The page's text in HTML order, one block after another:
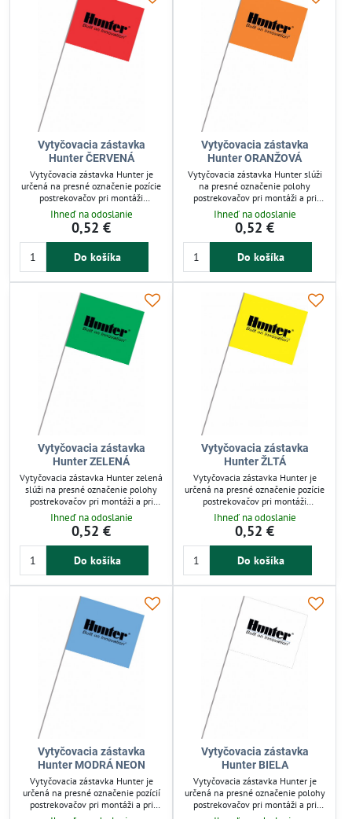
Vytyčovacia zástavka
Hunter ČERVENÁ
Vytyčovacia zástavka Hunter je
určená na presné označenie pozície
postrekovačov pri montáži
závlahových systémov a pri
vertikutácii trávnika. Vlajka 120 x
100 mm je dobre viditeľná z diaľky,
dlhý drôt 520 mm zabezpečuje
stabilitu v pôde. Robustný materiál
vhodná pre záhradkárov aj
profesionálov.
Ihneď na odoslanie
0,52 €
Do košíka
Vytyčovacia zástavka
Hunter ORANŽOVÁ
Vytyčovacia zástavka Hunter slúži
na presné označenie polohy
postrekovačov pri montáži a pri
úpravách trávnika. Má viditeľnú
oranžovú vlajku (120 x 100 mm) a
dlhý drôt (520 mm) pre stabilné
zapichnutie do zeme. Odolný
materiál zabezpečuje dlhodobé
profesionálov.
Ihneď na odoslanie
0,52 €
Do košíka
Vytyčovacia zástavka
Hunter ZELENÁ
Vytyčovacia zástavka Hunter zelená
slúži na presné označenie polohy
postrekovačov pri montáži a pri
vertikutácii trávnika. Má viditeľnú
vlajku 120 x 100 mm a dlhý drôt
520 mm pre jednoduché
zapichnutie a stabilitu. Odolná
konštrukcia je vhodná pre
Ihneď na odoslanie
0,52 €
Do košíka
Vytyčovacia zástavka
Hunter ŽLTÁ
Vytyčovacia zástavka Hunter je
určená na presné označenie pozície
postrekovačov pri montáži
závlahových systémov. Uľahčuje aj
vertikutáciu trávnika v záhrade.
Viditeľná vlajka a dlhý drôt
zabezpečujú stabilitu a jednoduchú
manipuláciu. Robustný materiál
Praktický pomocník pre
záhradkárov aj profesionálov.
Ihneď na odoslanie
0,52 €
Do košíka
Vytyčovacia zástavka
Hunter MODRÁ NEON
Vytyčovacia zástavka Hunter je
určená na presné označenie pozícií
postrekovačov pri montáži a pri
vertikutačných prácach na trávniku.
Vytyčovacia zástavka
Hunter BIELA
Vytyčovacia zástavka Hunter je
určená na presné označenie polohy
postrekovačov pri montáži a pri
vertikutačných prácach na trávniku.